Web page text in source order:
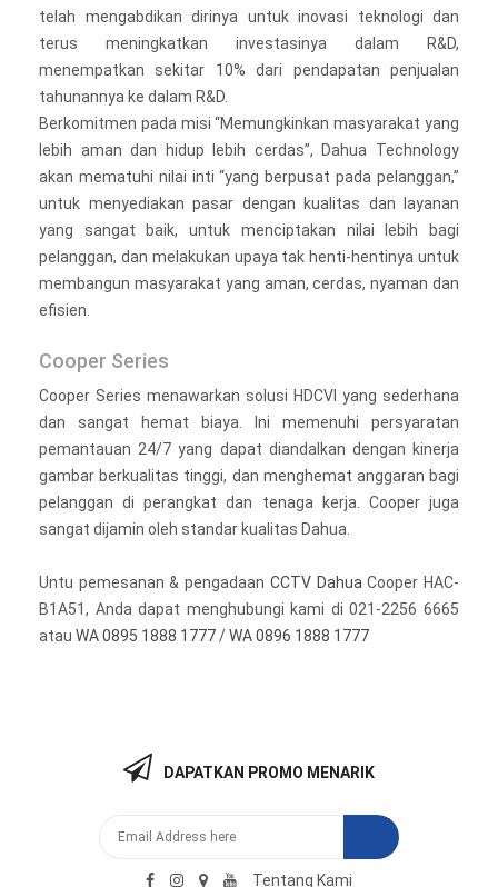
telah mengabdikan dirinya untuk inovasi teknologi dan
terus meningkatkan investasinya dalam R&D,
menempatkan sekitar 10% dari pendapatan penjualan
tahunannya ke dalam R&D.
Berkomitmen pada misi “Memungkinkan masyarakat yang
lebih aman dan hidup lebih cerdas”, Dahua Technology
akan mematuhi nilai inti “yang berpusat pada pelanggan,”
untuk menyediakan pasar dengan kualitas dan layanan
yang sangat baik, untuk menciptakan nilai lebih bagi
pelanggan, dan melakukan upaya tak henti-hentinya untuk
membangun masyarakat yang aman, cerdas, nyaman dan
efisien.
Cooper Series
Cooper Series menawarkan solusi HDCVI yang sederhana
dan sangat hemat biaya. Ini memenuhi persyaratan
pemantauan 24/7 yang dapat diandalkan dengan kinerja
gambar berkualitas tinggi, dan menghemat anggaran bagi
pelanggan di perangkat dan tenaga kerja. Cooper juga
sangat dijamin oleh standar kualitas Dahua.
Untu pemesanan & pengadaan CCTV Dahua Cooper HAC-
B1A51, Anda dapat menghubungi kami di 021-2256 6665
atau WA 0895 1888 1777/WA 0896 1888 1777
DAPATKAN PROMO MENARIK
Tentang Kami